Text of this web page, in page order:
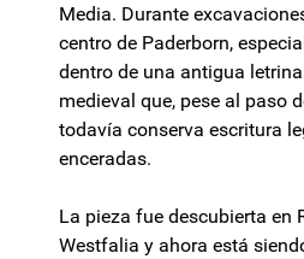
Media. Durante
centro de Paderborn,
dentro de una antigua
medieval que, pese al paso
todavía conserva escritura
enceradas.
La pieza fue descubierta en
Westfalia y ahora está